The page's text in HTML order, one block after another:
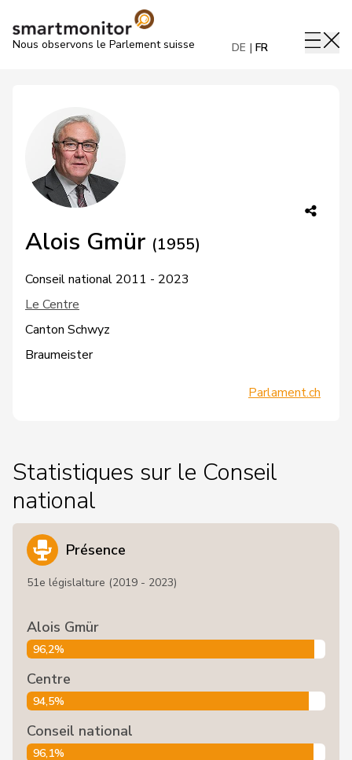
Nous observons le Parlement suisse DE FR
Alois Gmür (1955)
Conseil national 2011 - 2023
Le Centre
Canton Schwyz
Braumeister
Parlament.ch
Statistiques sur le Conseil
national
Présence
51e législalture (2019 - 2023)
Alois Gmür
96,2%
Centre
94,5%
Conseil national
96,1%